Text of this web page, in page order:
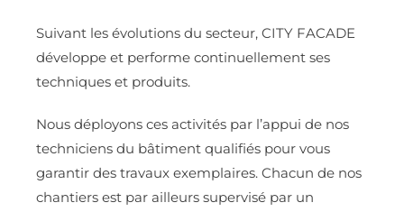
Suivant les évolutions du secteur, CITY FACADE
développe et performe continuellement ses
techniques et produits.
Nous déployons ces activités par l’appui de nos
techniciens du bâtiment qualifiés pour vous
garantir des travaux exemplaires. Chacun de nos
chantiers est par ailleurs supervisé par un